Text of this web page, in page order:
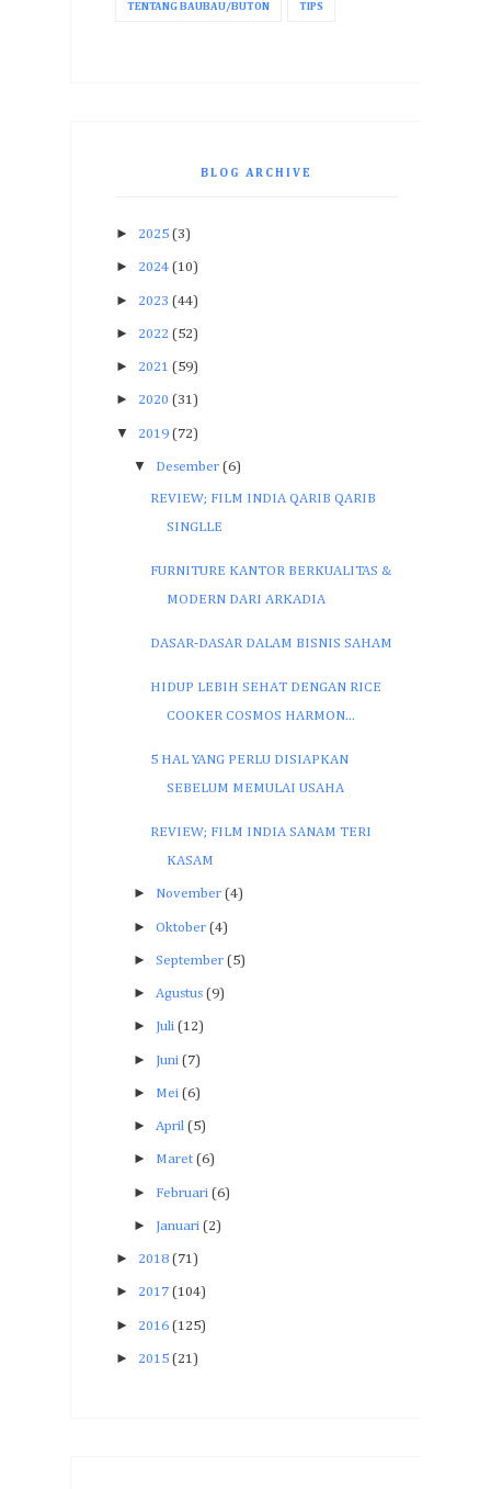
TENTANG BAUBAU/BUTON TIPS
BLOG ARCHIVE
► 2025 (3)
► 2024 (10)
► 2023 (44)
► 2022 (52)
► 2021 (59)
► 2020 (31)
▼ 2019 (72)
▼ Desember (6)
REVIEW; FILM INDIA QARIB QARIB
SINGLLE
FURNITURE KANTOR BERKUALITAS &
MODERN DARI ARKADIA
DASAR-DASAR DALAM BISNIS SAHAM
HIDUP LEBIH SEHAT DENGAN RICE
COOKER COSMOS HARMON...
5 HAL YANG PERLU DISIAPKAN
SEBELUM MEMULAI USAHA
REVIEW; FILM INDIA SANAM TERI
KASAM
► November (4)
► Oktober (4)
► September (5)
► Agustus (9)
► Juli (12)
► Juni (7)
► Mei (6)
► April (5)
► Maret (6)
► Februari (6)
► Januari (2)
► 2018 (71)
► 2017 (104)
► 2016 (125)
► 2015 (21)